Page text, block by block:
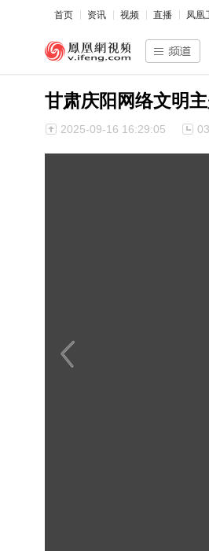
首页 资讯 视频 直播 凤凰
甘肃庆阳网络文明
2025-09-16 16:29:05